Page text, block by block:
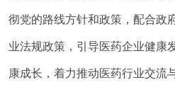
彻党的路线方针和政策，配合政
业法规政策，引导医药企业健康
康成长，着力推动医药行业交流